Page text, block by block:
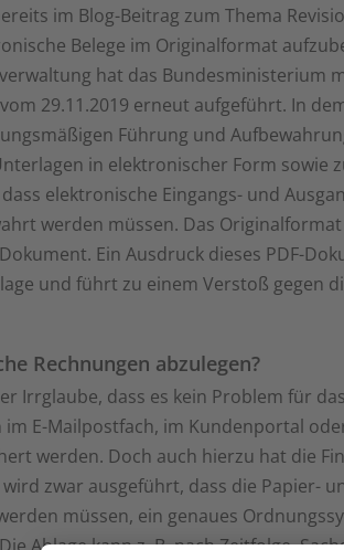
im Blog-Beitrag zum Thema
Belege im Originalformat
hat das Bundesministerium
29.11.2019 erneut aufgeführt. In
Führung und
in elektronischer Form sowie
elektronische Eingangs- und
werden müssen. Das
Ein Ausdruck dieses PDF-
und führt zu einem Verstoß gegen
Rechnungen abzulegen?
Irrglaube, dass es kein Problem für
im E-Mailpostfach, im Kundenportal
werden. Doch auch hierzu hat die
zwar ausgeführt, dass die Papier-
müssen, ein genaues